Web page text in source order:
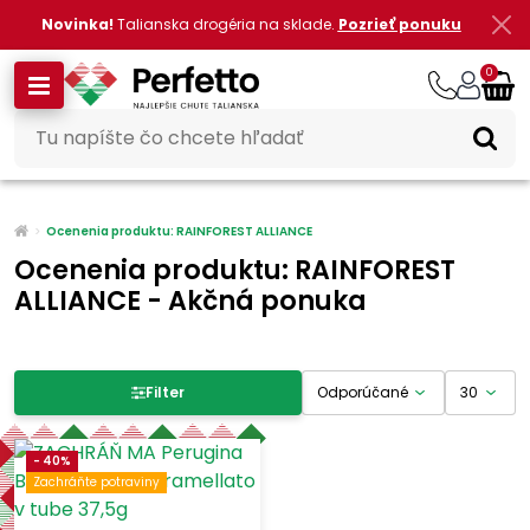
Novinka! Talianska drogéria na sklade. Pozrieť ponuku
0
Ocenenia produktu: RAINFOREST ALLIANCE
Ocenenia produktu: RAINFOREST
ALLIANCE - Akčná ponuka
Filter produktov
Cena
€
Filter
- 40%
Zachráňte potraviny